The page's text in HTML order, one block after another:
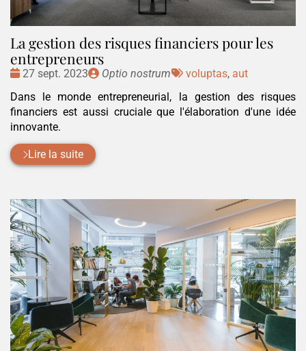
La gestion des risques financiers pour les
entrepreneurs
Date
27 sept. 2023
Publié
Optio nostrum
Tags
voluptas, aut
Dans le monde entrepreneurial, la gestion des risques
financiers est aussi cruciale que l'élaboration d'une idée
innovante.
Lire la suite